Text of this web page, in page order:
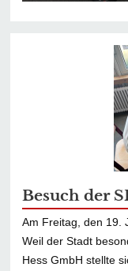
Besuch der
Am Freitag, den 19.
Weil der Stadt
Hess GmbH stellte